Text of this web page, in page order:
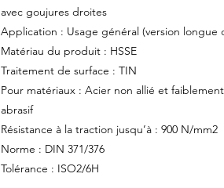
avec goujures droites
Application : Usage général (version longue
Matériau du produit : HSSE
Traitement de surface : TIN
Pour matériaux : Acier non allié et
abrasif
Résistance à la traction jusqu’à : 900 N/mm2
Norme : DIN 371/376
Tolérance : ISO2/6H